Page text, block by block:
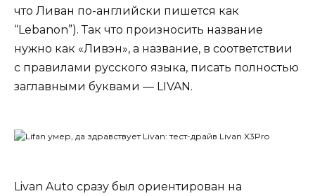
что Ливан по-английски пишется как
“Lebanon”). Так что произносить название
нужно как «Ливэн», а название, в соответствии
с правилами русского языка, писать полностью
заглавными буквами — LIVAN.
Livan Auto сразу был ориентирован на